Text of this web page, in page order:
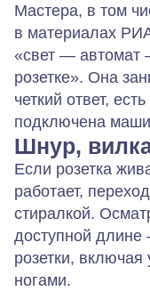
Мастера, в том
в материалах
«свет — автомат
розетке». Она
четкий ответ,
подключена
Шнур,
Если розетка
работает,
стиралкой.
доступной
розетки,
ногами.